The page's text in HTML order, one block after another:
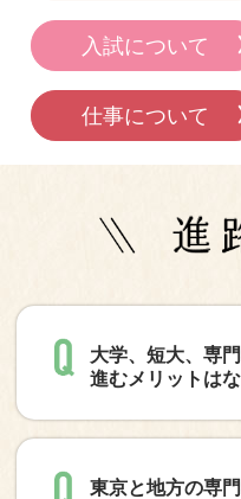
入試について
仕事について
大学、短大、専
進むメリットは
東京と地方の専